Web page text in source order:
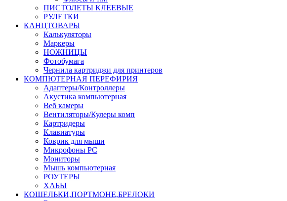
ПИСТОЛЕТЫ КЛЕЕВЫЕ
РУЛЕТКИ
КАНЦТОВАРЫ
Калькуляторы
Маркеры
НОЖНИЦЫ
Фотобумага
Чернила картриджи для принтеров
КОМПЮТЕРНАЯ ПЕРЕФИРИЯ
Адаптеры/Контроллеры
Акустика компьютерная
Веб камеры
Вентиляторы/Кулеры комп
Картридеры
Клавиатуры
Коврик для мыши
Микрофоны PC
Мониторы
Мышь компьютерная
РОУТЕРЫ
ХАБЫ
КОШЕЛЬКИ,ПОРТМОНЕ,БРЕЛОКИ